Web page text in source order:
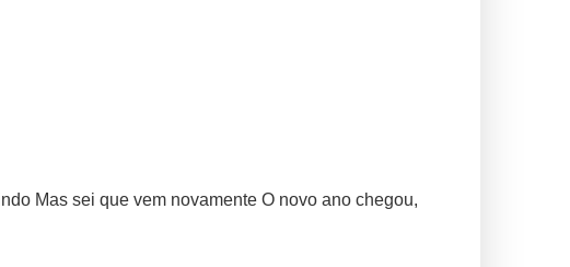
Mas sei que vem novamente O novo ano chegou,